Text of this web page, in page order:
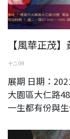
【風華正茂
十二 09
展期 日期：
大園區大仁路
一生都有份與